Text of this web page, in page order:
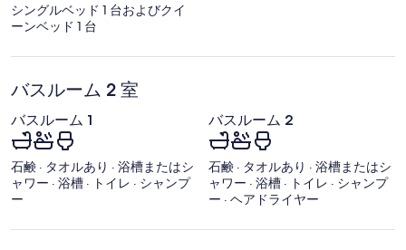
シングルベッド 1 台およびクイ
ーンベッド 1 台
バスルーム 2 室
バスルーム 1
石鹸 · タオルあり · 浴槽またはシ
ャワー · 浴槽 · トイレ · シャンプ
ー
バスルーム 2
石鹸 · タオルあり · 浴槽またはシ
ャワー · 浴槽 · トイレ · シャンプ
ー · ヘアドライヤー